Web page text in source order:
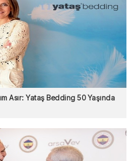
Asır: Yataş Bedding 50 Yaşında